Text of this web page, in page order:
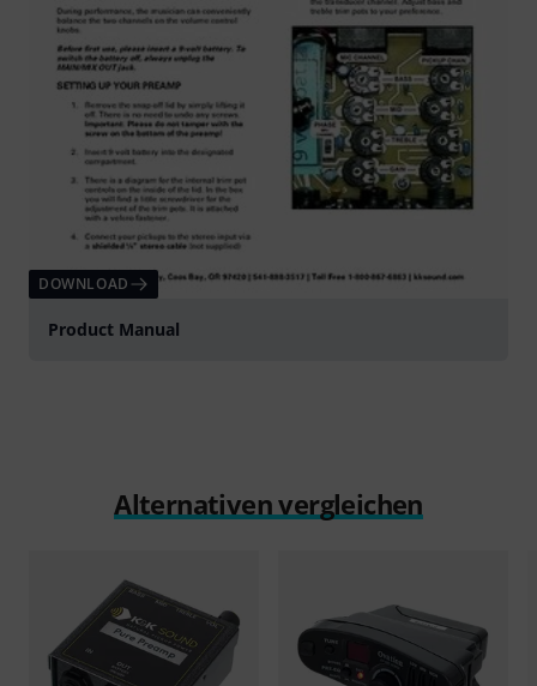
DOWNLOAD
Product Manual
Alternativen vergleichen